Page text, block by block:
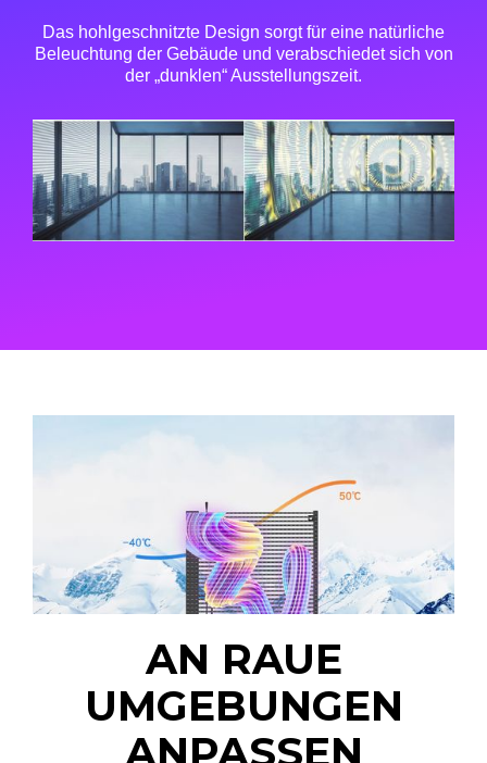
Das hohlgeschnitzte Design sorgt für eine natürliche
Beleuchtung der Gebäude und verabschiedet sich von
der „dunklen“ Ausstellungszeit.
AN RAUE
UMGEBUNGEN